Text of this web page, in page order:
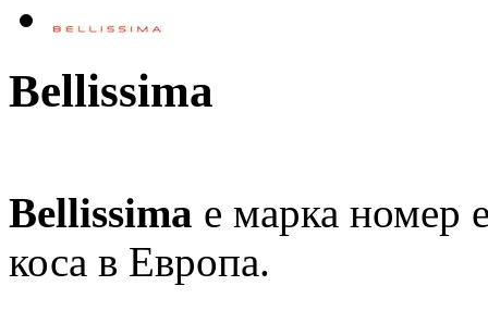
Bellissima
Bellissima е марка номер
коса в Европа.